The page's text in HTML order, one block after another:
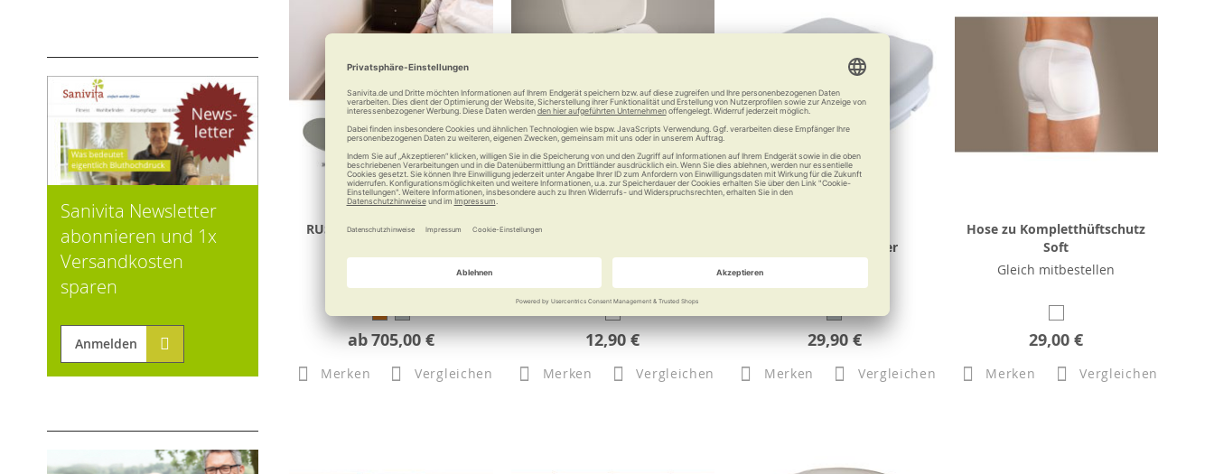
RUSSKA Funk-Sensormatte
ab705,00 €
Merken Vergleichen
Bidet zum Toilettensitzerhöher
12,90 €
Merken Vergleichen
Toilettensitzerhöher
29,90 €
Merken Vergleichen
Hose zu Kompletthüftschutz
Soft
Gleich mitbestellen
29,00 €
Merken Vergleichen
Sanivita Newsletter
abonnieren und 1x
Versandkosten
sparen
Anmelden